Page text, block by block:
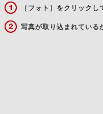
［フォト］をクリックし
写真が取り込まれている